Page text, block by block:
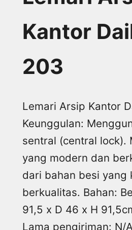
Kantor
203
Lemari Arsip Kantor
Keunggulan:
sentral (central lock).
yang modern dan
dari bahan besi yang
berkualitas. Bahan:
91,5 x D 46 x H
Lama pengiriman: N/